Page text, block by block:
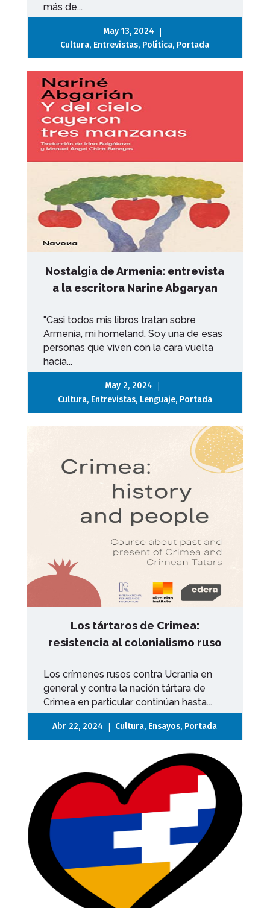
más de...
May 13, 2024 |
Cultura, Entrevistas, Política, Portada
Nostalgia de Armenia: entrevista
a la escritora Narine Abgaryan
"Casi todos mis libros tratan sobre
Armenia, mi homeland. Soy una de esas
personas que viven con la cara vuelta
hacia...
May 2, 2024 |
Cultura, Entrevistas, Lenguaje, Portada
Los tártaros de Crimea:
resistencia al colonialismo ruso
Los crímenes rusos contra Ucrania en
general y contra la nación tártara de
Crimea en particular continúan hasta...
Abr 22, 2024 | Cultura, Ensayos, Portada